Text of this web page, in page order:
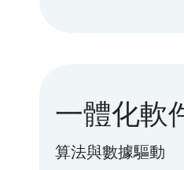
一體化軟
算法與數據驅動